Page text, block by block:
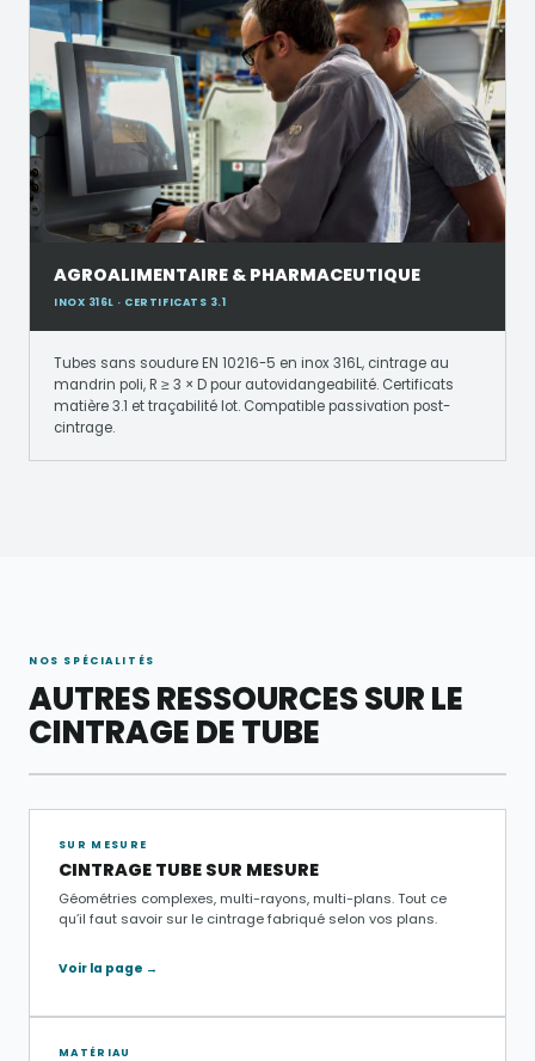
AGROALIMENTAIRE & PHARMACEUTIQUE
INOX 316L · CERTIFICATS 3.1
Tubes sans soudure EN 10216-5 en inox 316L, cintrage au
mandrin poli, R ≥ 3 × D pour autovidangeabilité. Certificats
matière 3.1 et traçabilité lot. Compatible passivation post-
cintrage.
NOS SPÉCIALITÉS
AUTRES RESSOURCES SUR LE
CINTRAGE DE TUBE
SUR MESURE
CINTRAGE TUBE SUR MESURE
Géométries complexes, multi-rayons, multi-plans. Tout ce
qu’il faut savoir sur le cintrage fabriqué selon vos plans.
Voir la page →
MATÉRIAU